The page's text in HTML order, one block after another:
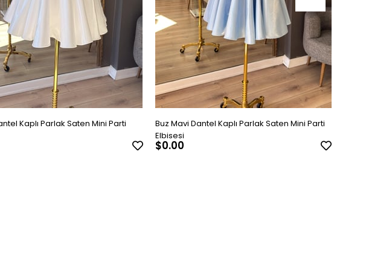
Kaplı Parlak Saten Mini Parti
Buz Mavi Dantel Kaplı Parlak Saten Mini Parti
Elbisesi
$0.00